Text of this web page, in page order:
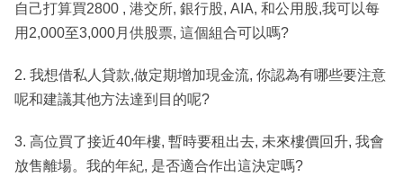
自己打算買2800 , 港交所, 銀行股, AIA, 和公用股,我可以每
用2,000至3,000月供股票, 這個組合可以嗎?
2. 我想借私人貸款,做定期增加現金流, 你認為有哪些要注意
呢和建議其他方法達到目的呢?
3. 高位買了接近40年樓, 暫時要租出去, 未來樓價回升, 我會
放售離場。我的年紀, 是否適合作出這決定嗎?